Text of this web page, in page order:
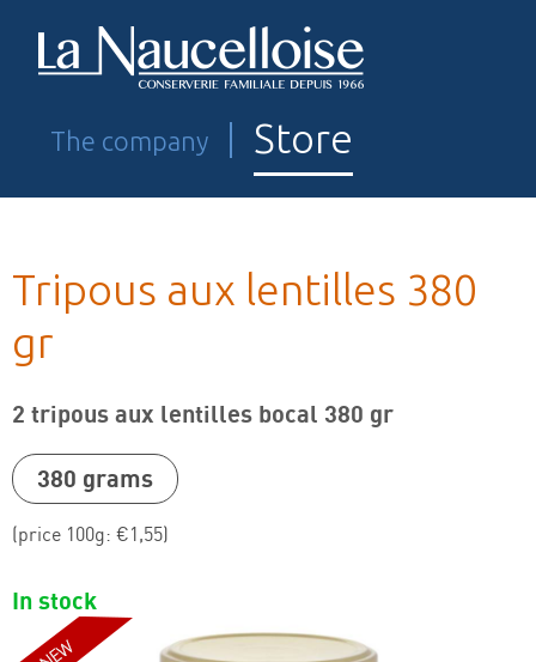
The company Store
Charles Savy Naucellois Tripou
Tripes
Veal paunches
Tripous aux lentilles 380
gr
2 tripous aux lentilles bocal 380 gr
380 grams
(price 100g: €1,55)
In stock